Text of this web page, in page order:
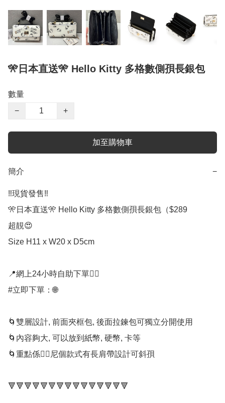
🎌日本直送🎌 Hello Kitty 多格數側孭長銀包
數量
−
+
加至購物車
簡介 −
‼️現貨發售‼️
🎌日本直送🎌 Hello Kitty 多格數側孭長銀包（$289
超靚😍
Size H11 x W20 x D5cm
📍網上24小時自助下單👍🏻
#立即下單：🌐
🌀雙層設計, 前面夾框包, 後面拉鍊包可獨立分開使用
🌀內容夠大, 可以放到紙幣, 硬幣, 卡等
🌀重點係👉🏻尼個款式有長肩帶設計可斜孭
🔻🔻🔻🔻🔻🔻🔻🔻🔻🔻🔻🔻🔻🔻🔻